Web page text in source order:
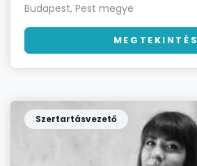
Budapest, Pest megye
MEGTEKINTÉS
Szertartásvezető